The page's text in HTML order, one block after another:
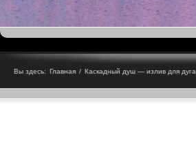
Вы здесь: Главная / Каскадный душ — излив для дуга